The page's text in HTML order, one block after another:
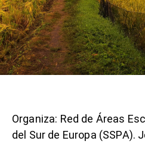
Organiza: Red de Áreas
del Sur de Europa (SSPA).